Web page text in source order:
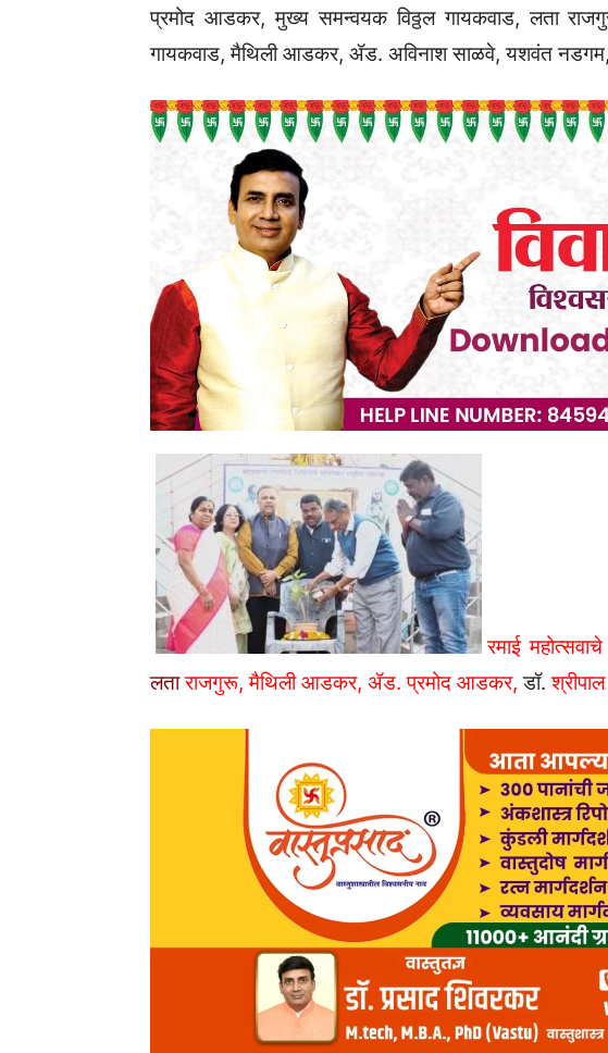
प्रमोद आडकर, मुख्य समन्वयक विठ्ठल गायकवाड, लता
गायकवाड, मैथिली आडकर, ॲड. अविनाश साळवे, यशवंत नडगम,
रमाई
लता राजगुरू, मैथिली आडकर, ॲड. प्रमोद आडकर, डॉ.